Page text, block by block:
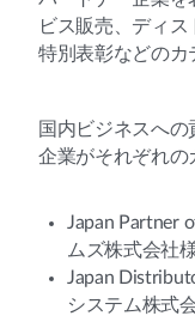
ビス販売、ディス
特別表彰などのカ
国内ビジネスへ
企業がそれぞれの
Japan Partner
ムズ株式会社
Japan
システム株式